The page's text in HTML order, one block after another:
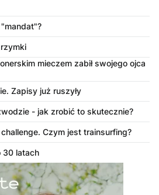
mieczem zabił swojego ojca
Zapisy już ruszyły
- jak zrobić to skutecznie?
Czym jest trainsurfing?
30 latach